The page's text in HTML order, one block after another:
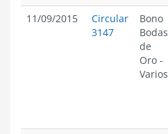
11/09/2015
Circular
3147
Bono
Bodas
de
Oro -
Varios